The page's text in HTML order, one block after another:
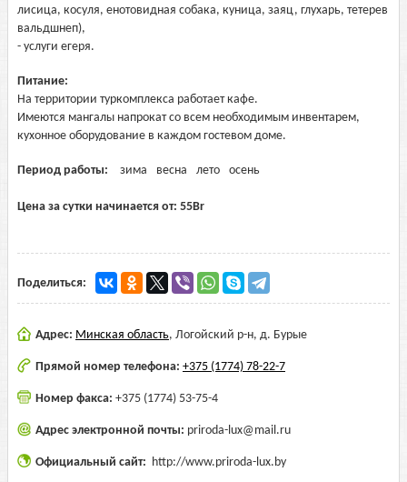
лисица, косуля, енотовидная собака, куница, заяц, глухарь, тетерев
вальдшнеп),
- услуги егеря.
Питание:
На территории туркомплекса работает кафе.
Имеются мангалы напрокат со всем необходимым инвентарем,
кухонное оборудование в каждом гостевом доме.
Период работы: зима весна лето осень
Цена за сутки начинается от: 55Br
Поделиться:
Адрес: Минская область, Логойский р-н, д. Бурые
Прямой номер телефона: +375 (1774) 78-22-7
Номер факса: +375 (1774) 53-75-4
Адрес электронной почты: priroda-lux@mail.ru
Официальный сайт: http://www.priroda-lux.by